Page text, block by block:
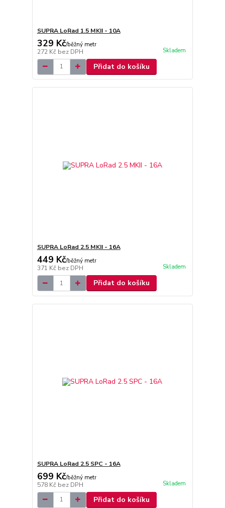
SUPRA LoRad 1.5 MKII - 10A
329 Kč/běžný metr
272 Kč bez DPH Skladem
Přidat do košíku
SUPRA LoRad 2.5 MKII - 16A
449 Kč/běžný metr
371 Kč bez DPH Skladem
Přidat do košíku
SUPRA LoRad 2.5 SPC - 16A
699 Kč/běžný metr
578 Kč bez DPH Skladem
Přidat do košíku